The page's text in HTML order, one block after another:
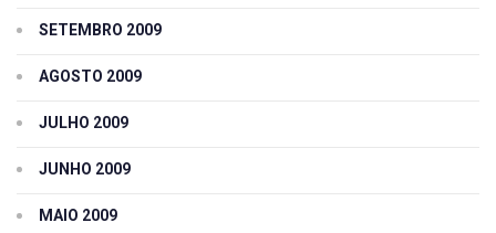
SETEMBRO 2009
AGOSTO 2009
JULHO 2009
JUNHO 2009
MAIO 2009